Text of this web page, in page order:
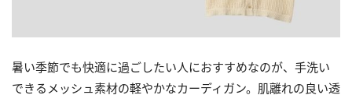
暑い季節でも快適に過ごしたい人におすすめなのが、手洗い
できるメッシュ素材の軽やかなカーディガン。肌離れの良い透